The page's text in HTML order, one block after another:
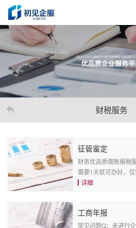
财税服务
征管鉴定
财务优品质做账报税
需要1天就可办好，
启代办流程，提供所
详细
工商年报
常见问题Q：未进行